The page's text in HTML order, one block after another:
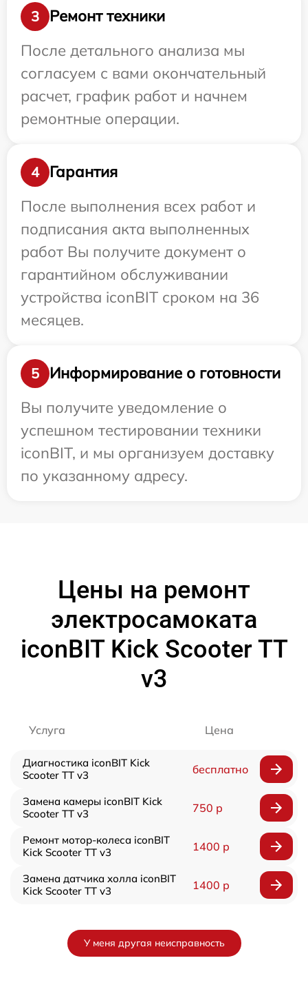
3
Ремонт техники
После детального анализа мы
согласуем с вами окончательный
расчет, график работ и начнем
ремонтные операции.
4
Гарантия
После выполнения всех работ и
подписания акта выполненных
работ Вы получите документ о
гарантийном обслуживании
устройства iconBIT сроком на 36
месяцев.
5
Информирование о готовности
Вы получите уведомление о
успешном тестировании техники
iconBIT, и мы организуем доставку
по указанному адресу.
Цены на ремонт
электросамоката
iconBIT Kick Scooter TT
v3
Услуга Цена
Диагностика iconBIT Kick
Scooter TT v3
бесплатно
Замена камеры iconBIT Kick
Scooter TT v3
750 р
Ремонт мотор-колеса iconBIT
Kick Scooter TT v3
1400 р
Замена датчика холла iconBIT
Kick Scooter TT v3
1400 р
У меня другая неисправность